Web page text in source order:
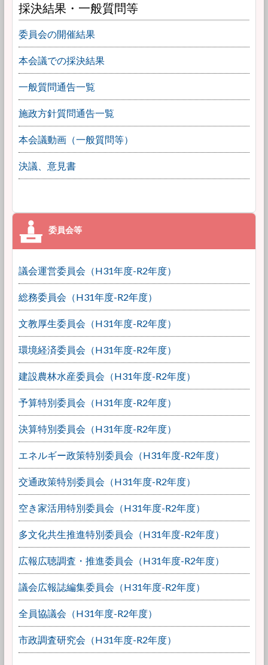
採決結果・一般質問等
委員会の開催結果
本会議での採決結果
一般質問通告一覧
施政方針質問通告一覧
本会議動画（一般質問等）
決議、意見書
議会運営委員会（H31年度-R2年度）
総務委員会（H31年度-R2年度）
文教厚生委員会（H31年度-R2年度）
環境経済委員会（H31年度-R2年度）
建設農林水産委員会（H31年度-R2年度）
予算特別委員会（H31年度-R2年度）
決算特別委員会（H31年度-R2年度）
エネルギー政策特別委員会（H31年度-R2年度）
交通政策特別委員会（H31年度-R2年度）
空き家活用特別委員会（H31年度-R2年度）
多文化共生推進特別委員会（H31年度-R2年度）
広報広聴調査・推進委員会（H31年度-R2年度）
議会広報誌編集委員会（H31年度-R2年度）
全員協議会（H31年度-R2年度）
市政調査研究会（H31年度-R2年度）